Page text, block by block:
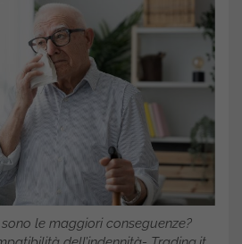
le maggiori conseguenze?